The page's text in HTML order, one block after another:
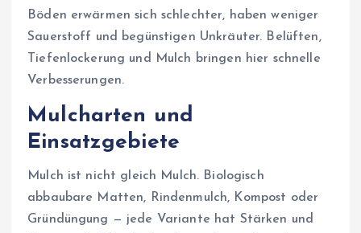
Böden erwärmen sich schlechter, haben weniger
Sauerstoff und begünstigen Unkräuter. Belüften,
Tiefenlockerung und Mulch bringen hier schnelle
Verbesserungen.
Mulcharten und
Einsatzgebiete
Mulch ist nicht gleich Mulch. Biologisch
abbaubare Matten, Rindenmulch, Kompost oder
Gründüngung — jede Variante hat Stärken und